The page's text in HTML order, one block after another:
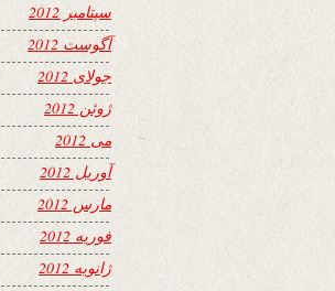
سپتامبر 2012
آگوست 2012
جولای 2012
ژوئن 2012
می 2012
آوریل 2012
مارس 2012
فوریه 2012
ژانویه 2012